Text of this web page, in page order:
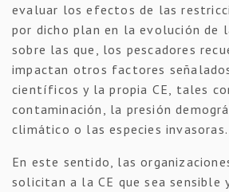
evaluar los efectos de las
por dicho plan en la evolución de
sobre las que, los pescadores
impactan otros factores
científicos y la propia CE, tales
contaminación, la presión
climático o las especies invasoras.
En este sentido, las
solicitan a la CE que sea sensible